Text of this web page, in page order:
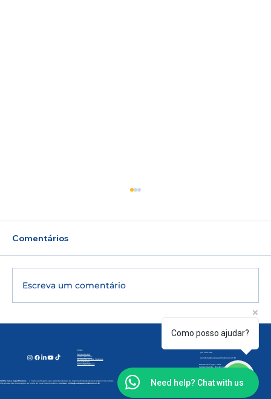
🎓 UERJ 2027: inscrições para o 2º
Exame de Qualificação estão abertas;
veja quem pode participar e como
funciona a prova
Comentários
Escreva um comentário
Cursos
Pré-Sexto Ano
Turmas Militares
Escolas Técnicas e Federais
Pré Vestibular
Concursos Públicos
Atendimento:
Estrada do Tingui, 2158
Campo Grande -Rio de Janeiro (
secretaria@cursosupermodulos.com.br
(21) 2412-2181
©2024 Curso SuperMódulos
| Todas as imagens aqui reproduzidas são de responsabilidade de seus respectivos autores.
Site produzido pela equipe de Mídia do Curso SuperMódulos - Contato: midia@cursosupermodulos.com.br
Como posso ajudar?
Need help? Chat with us